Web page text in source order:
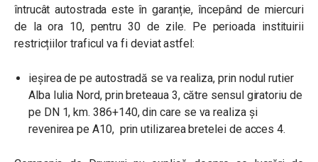
întrucât autostrada este în garanție, începând de miercuri
de la ora 10, pentru 30 de zile. Pe perioada instituirii
restricțiilor traficul va fi deviat astfel:
ieșirea de pe autostradă se va realiza, prin nodul rutier
Alba Iulia Nord, prin breteaua 3, către sensul giratoriu de
pe DN 1, km. 386+140, din care se va realiza și
revenirea pe A10, prin utilizarea bretelei de acces 4.